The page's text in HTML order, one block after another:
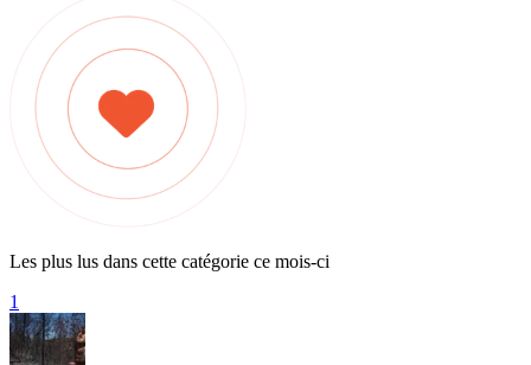
Les plus lus dans cette catégorie ce mois-ci
1